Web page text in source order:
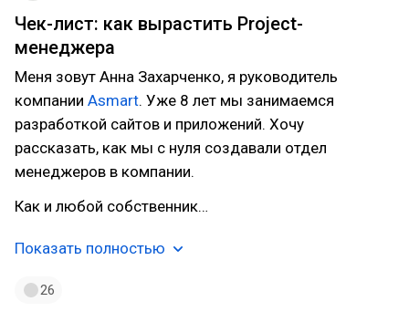
Чек-лист: как вырастить Project-
менеджера
Меня зовут Анна Захарченко, я руководитель
компании Asmart. Уже 8 лет мы занимаемся
разработкой сайтов и приложений. Хочу
рассказать, как мы с нуля создавали отдел
менеджеров в компании.
Как и любой собственник…
Показать полностью
26